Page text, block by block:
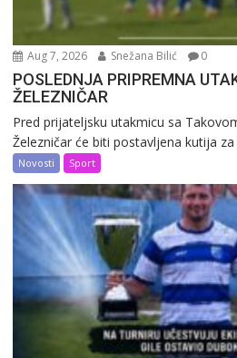
Aug 7, 2026 Snežana Bilić 0
POSLEDNJA PRIPREMNA
ŽELEZNIČAR
Pred prijateljsku utakmicu sa
Železničar će biti postavljena kutija
Novosti Sport